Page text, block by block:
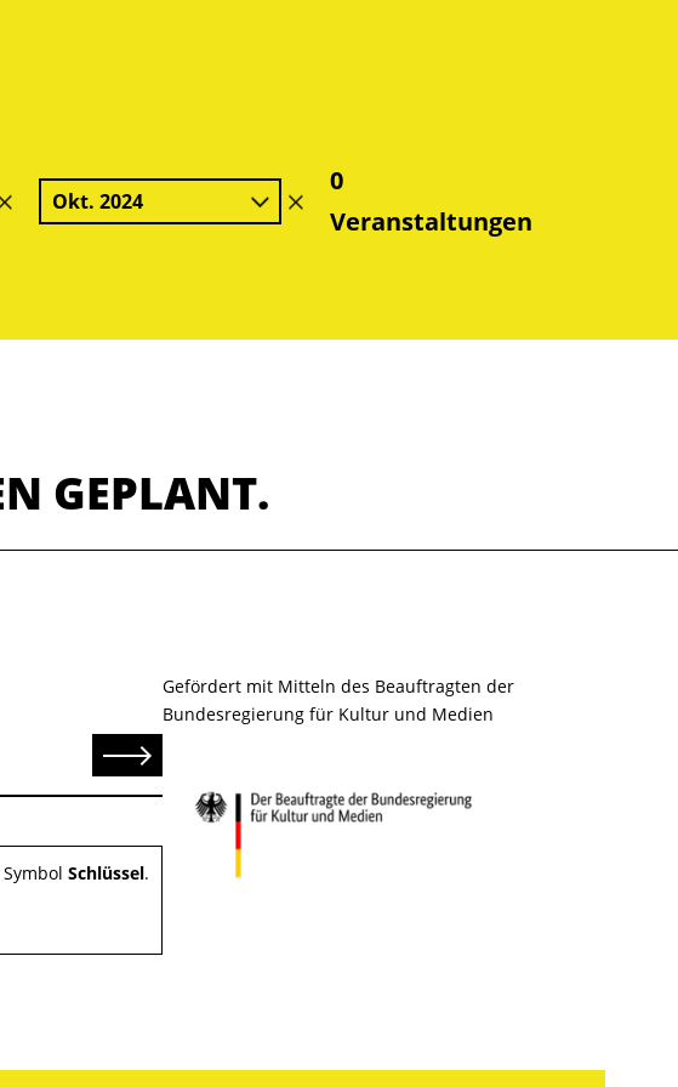
Filter
löschen
Okt. 2024
Filter
löschen
0
Veranstaltungen
GEPLANT.
Senden
Schlüssel.
Gefördert mit Mitteln des Beauftragten der
Bundesregierung für Kultur und Medien